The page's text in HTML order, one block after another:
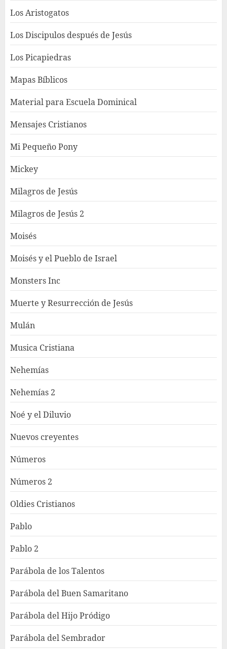
Los Aristogatos
Los Discipulos después de Jesús
Los Picapiedras
Mapas Bíblicos
Material para Escuela Dominical
Mensajes Cristianos
Mi Pequeño Pony
Mickey
Milagros de Jesús
Milagros de Jesús 2
Moisés
Moisés y el Pueblo de Israel
Monsters Inc
Muerte y Resurrección de Jesús
Mulán
Musica Cristiana
Nehemías
Nehemías 2
Noé y el Diluvio
Nuevos creyentes
Números
Números 2
Oldies Cristianos
Pablo
Pablo 2
Parábola de los Talentos
Parábola del Buen Samaritano
Parábola del Hijo Pródigo
Parábola del Sembrador